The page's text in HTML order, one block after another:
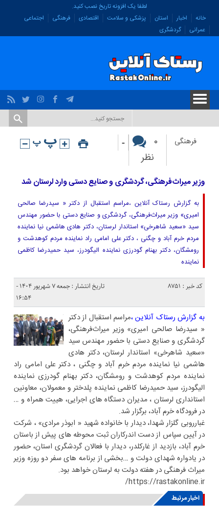
لطفا یک افزونه تاریخ نصب کنید.
خانه
اخبار استان پزشکی و سلامت اقتصادی فرهنگی
اجتماعی
عمرانی
گردشگری
فرهنگی
۰
نظر
-
وزیر میراث‌فرهنگی، گردشگری و صنایع دستی وارد لرستان شد
به گزارش رستاک آنلاین ،مراسم استقبال از دکتر « سیدرضا صالحی
امیری» وزیر میراث‌فرهنگی، گردشگری و صنایع دستی با حضور مهندس
سید «سعید شاهرخی» استاندار لرستان، دکتر هادی هاشمی نیا نماینده
مردم خرم آباد و چگنی ، دکتر علی امامی راد نماینده مردم کوهدشت و
رومشگان، دکتر بهنام گودرزی نماینده الیگودرز، سید حمیدرضا کاظمی
نماینده
کد خبر : 8751
تاریخ انتشار : جمعه ۷ شهریور ۱۴۰۴ -
۱۶:۵۴
به گزارش رستاک آنلاین ،مراسم استقبال از دکتر
« سیدرضا صالحی امیری» وزیر میراث‌فرهنگی،
گردشگری و صنایع دستی با حضور مهندس سید
«سعید شاهرخی» استاندار لرستان، دکتر هادی
هاشمی نیا نماینده مردم خرم آباد و چگنی ، دکتر علی امامی راد
نماینده مردم کوهدشت و رومشگان، دکتر بهنام گودرزی نماینده
الیگودرز، سید حمیدرضا کاظمی نماینده پلدختر و معمولان، معاونین
استانداری لرستان ، مدیران دستگاه های اجرایی، هییت همراه و …
در فرودگاه خرم آباد، برگزار شد.
غبارروبی گلزار شهدا، دیدار با خانواده شهید « ابوذر مرادی» ، شرکت
در آیین سپاس از دست اندرکاران ثبت محوطه های پیش از باستان
خرم آباد، بازدید از غارکلدر، دیدار با فعالان گردشگری استان، حضور
در یادواره شهدای دولت و …بخشی از برنامه های سفر دو روزه وزیر
میراث فرهنگی در هفته دولت به لرستان خواهد بود.
https://rastakonline.ir/
اخبار مرتبط